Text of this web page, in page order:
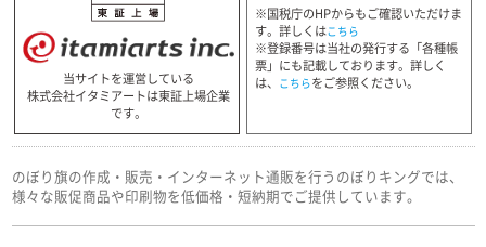
当サイトを運営している
株式会社イタミアートは東証上場企業
です。
※国税庁のHPからもご確認いただけま
す。詳しくはこちら
※登録番号は当社の発行する「各種帳
票」にも記載しております。詳しく
は、 こちらをご参照ください。
のぼり旗の作成・販売・インターネット通販を行うのぼりキングでは、
様々な販促商品や印刷物を低価格・短納期でご提供しています。